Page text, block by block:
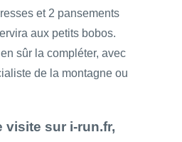
et 2 pansements
aux petits bobos.
sûr la compléter, avec
de la montagne ou
visite sur i-run.fr,